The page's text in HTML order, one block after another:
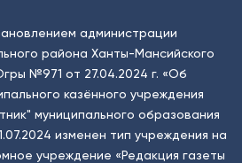
администрации
района Ханты-Мансийского
№971 от 27.04.2024 г. «Об
казённого учреждения
муниципального образования
изменен тип учреждения на
учреждение «Редакция газеты